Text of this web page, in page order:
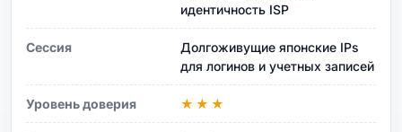
идентичность ISP
Сессия
Долгоживущие японские IPs
для логинов и учетных записей
Уровень доверия ★★★